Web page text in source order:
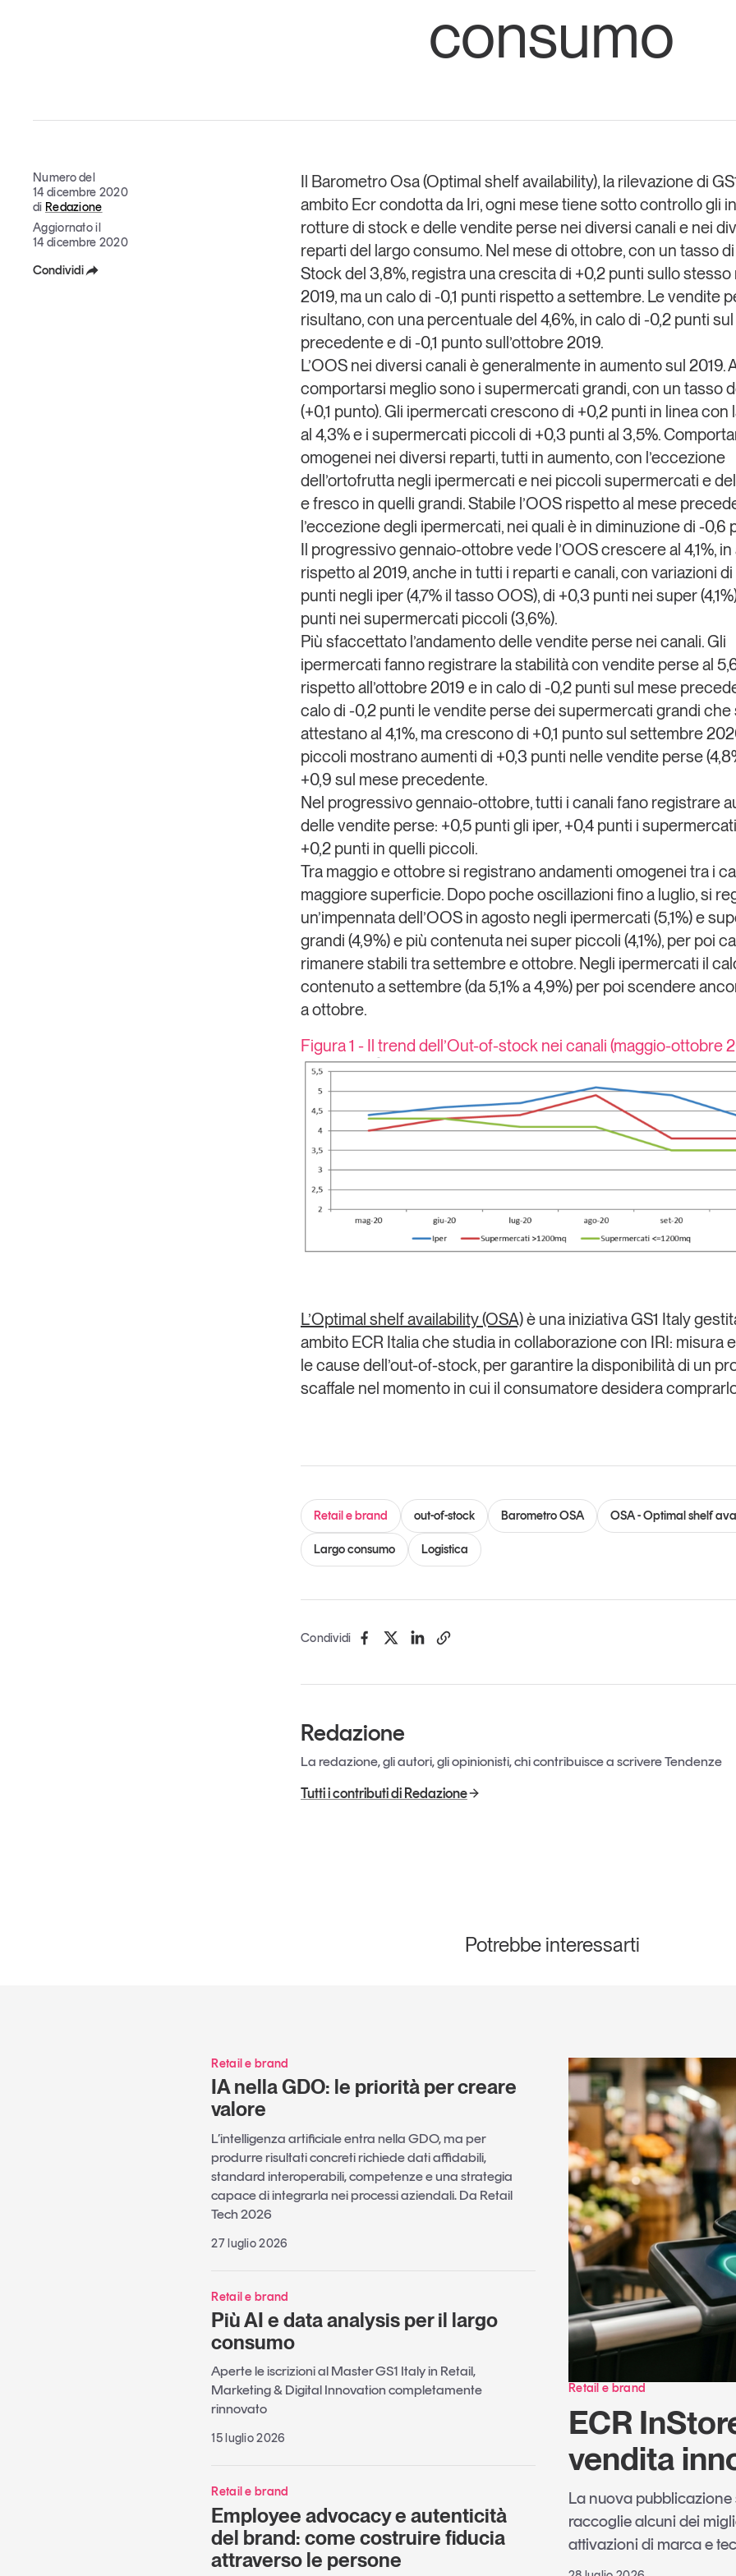
Tutti gli
appuntamenti
dell’economia a professionisti e consumatori
GS1 Italy Tendenze GS1 Italy
consumo
Numero del
14 dicembre 2020
di Redazione
Aggiornato il
14 dicembre 2020
Condividi
Il Barometro Osa(Optimal shelf availability), la rilevazione di
ambito Ecrcondotta da Iri, ogni mese tiene sotto controllo gli
rotture di stock e delle vendite perse nei diversi canali e nei
reparti del largo consumo. Nel mese di ottobre, con un tasso
Stock del 3,8%,registra una crescita di +0,2 punti sullo stesso
2019, ma un calo di -0,1 punti rispetto a settembre. Le vendite
risultano, con una percentuale del 4,6%, in calo di -0,2 punti
precedente e di -0,1 punto sull’ottobre 2019.
L’OOS nei diversi canali è generalmente in aumento sul 2019.
comportarsi meglio sono i supermercati grandi, con un tasso
(+0,1 punto). Gli ipermercati crescono di +0,2 punti in linea con
al 4,3% e i supermercati piccoli di +0,3 punti al 3,5%.
omogenei nei diversi reparti, tutti in aumento, con l’eccezione
dell’ortofrutta negli ipermercati e nei piccoli supermercati e
e fresco in quelli grandi. Stabile l’OOS rispetto al mese
l’eccezione degli ipermercati, nei quali è in diminuzione di -0,6
Il progressivo gennaio-ottobre vede l’OOS crescere al 4,1%,
rispetto al 2019, anche in tutti i reparti e canali, con variazioni di
punti negli iper (4,7% il tasso OOS), di +0,3 punti nei super
punti nei supermercati piccoli (3,6%).
Più sfaccettato l’andamento delle vendite perse nei canali. Gli
ipermercati fanno registrare la stabilità con vendite perse al
rispetto all’ottobre 2019 e in calo di -0,2 punti sul mese
calo di -0,2 punti le vendite perse dei supermercati grandi che
attestano al 4,1%, ma crescono di +0,1 punto sul settembre
piccoli mostrano aumenti di +0,3 punti nelle vendite perse
+0,9 sul mese precedente.
Nel progressivo gennaio-ottobre, tutti i canali fano registrare
delle vendite perse: +0,5 punti gli iper, +0,4 punti i
+0,2 punti in quelli piccoli.
Tra maggio e ottobre si registrano andamenti omogenei tra i
maggiore superficie. Dopo poche oscillazioni fino a luglio, si
un’impennata dell’OOS in agosto negli ipermercati (5,1%) e
grandi (4,9%) e più contenuta nei super piccoli (4,1%), per poi
rimanere stabili tra settembre e ottobre. Negli ipermercati il
contenuto a settembre (da 5,1% a 4,9%) per poi scendere
a ottobre.
Figura 1 - Il trend dell’Out-of-stock nei canali (maggio-ottobre
L’Optimal shelf availability (OSA)è una iniziativa GS1 Italy
ambito ECR Italia che studia in collaborazione con IRI: misura
le cause dell’out-of-stock, per garantire la disponibilità di un
scaffale nel momento in cui il consumatore desidera
Retail e brand out-of-stock Barometro OSA OSA - Optimal shelf
Largo consumo Logistica
Condividi
Redazione
La redazione, gli autori, gli opinionisti, chi contribuisce a scrivere Tendenze
Tutti i contributi di Redazione
Potrebbe interessarti
Retail e brand
ECR
vendita
La nuova pubblicazione
raccoglie alcuni dei
attivazioni di marca e
Retail e brand
IA nella GDO: le priorità per creare
valore
L’intelligenza artificiale entra nella GDO, ma per
produrre risultati concreti richiede dati affidabili,
standard interoperabili, competenze e una strategia
capace di integrarla nei processi aziendali. Da Retail
Tech 2026
27 luglio 2026
Retail e brand
Più AI e data analysis per il largo
consumo
Aperte le iscrizioni al Master GS1 Italy in Retail,
Marketing & Digital Innovation completamente
rinnovato
15 luglio 2026
Retail e brand
Employee advocacy e autenticità
del brand: come costruire fiducia
attraverso le persone